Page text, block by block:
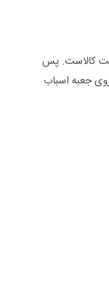
کالاست. پس
جعبه اسباب